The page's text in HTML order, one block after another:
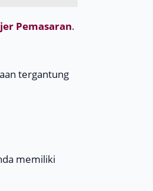
Pemasaran.
tergantung
memiliki